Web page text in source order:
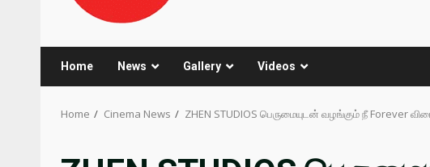
Home News Gallery Videos
Home Cinema News ZHEN STUDIOS பெருமையுடன் வழங்கும் நீ Forever